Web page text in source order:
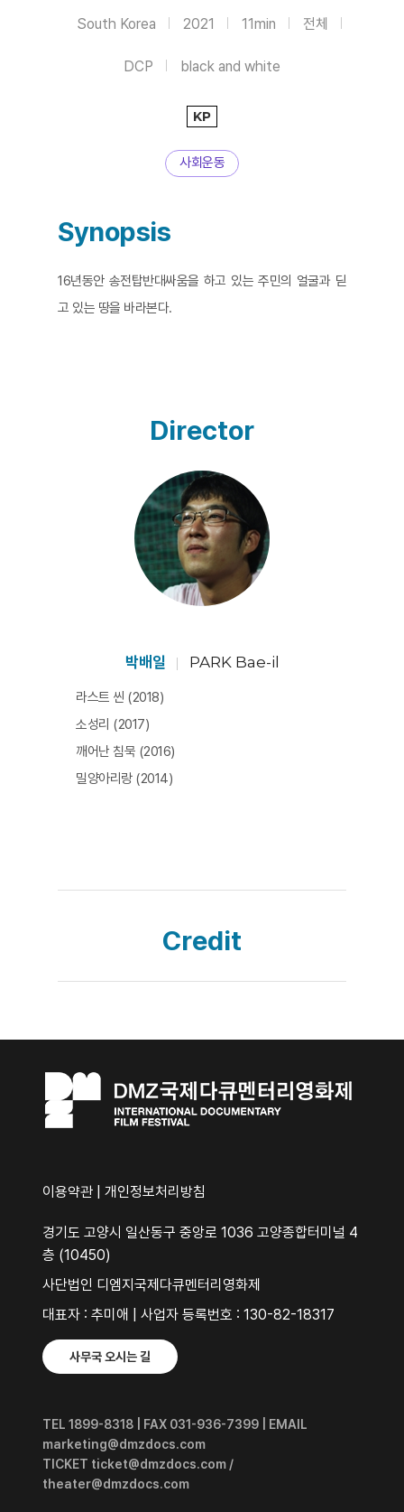
South Korea 2021 11min 전체
DCP black and white
KP
사회운동
Synopsis
16년동안 송전탑반대싸움을 하고 있는 주민의 얼굴과 딛
고 있는 땅을 바라본다.​
Director
박배일 PARK Bae-il
라스트 씬 (2018)
소성리 (2017)
깨어난 침묵 (2016)
밀양아리랑 (2014)
Credit
이용약관 개인정보처리방침
경기도 고양시 일산동구 중앙로 1036 고양종합터미널 4
층 (10450)
사단법인 디엠지국제다큐멘터리영화제
대표자 : 추미애 | 사업자 등록번호 : 130-82-18317
사무국 오시는 길
TEL 1899-8318 | FAX 031-936-7399 | EMAIL
marketing@dmzdocs.com
TICKET ticket@dmzdocs.com /
theater@dmzdocs.com